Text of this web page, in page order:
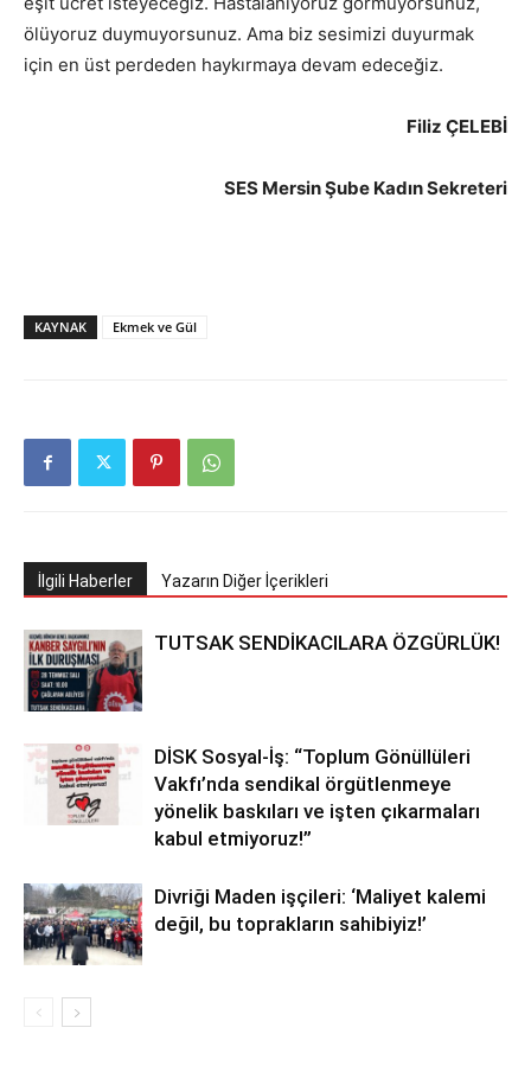
ölüyoruz duymuyorsunuz. Ama biz sesimizi duyurmak
için en üst perdeden haykırmaya devam edeceğiz.
Filiz ÇELEBİ
SES Mersin Şube Kadın Sekreteri
KAYNAK Ekmek ve Gül
İlgili Haberler Yazarın Diğer İçerikleri
TUTSAK SENDİKACILARA ÖZGÜRLÜK!
DİSK Sosyal-İş: “Toplum Gönüllüleri
Vakfı’nda sendikal örgütlenmeye
yönelik baskıları ve işten çıkarmaları
kabul etmiyoruz!”
Divriği Maden işçileri: ‘Maliyet kalemi
değil, bu toprakların sahibiyiz!’